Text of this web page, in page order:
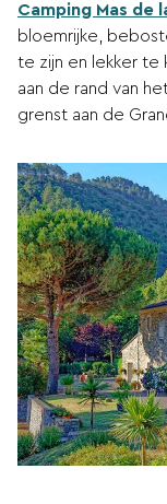
Camping Mas de
bloemrijke,
te zijn en lekker te
aan de rand van
grenst aan de